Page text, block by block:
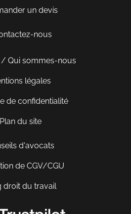
un devis
nous
Qui sommes-nous
légales
de confidentialité
Plan du site
d'avocats
de CGV/CGU
droit du travail